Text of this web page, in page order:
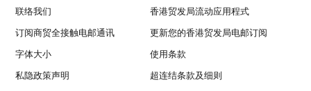
联络我们 香港贸发局流动应用程式
订阅商贸全接触电邮通讯 更新您的香港贸发局电邮订阅
字体大小 使用条款
私隐政策声明 超连结条款及细则